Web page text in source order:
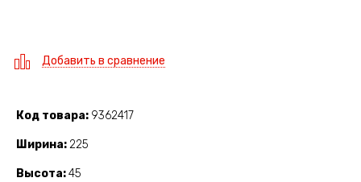
Добавить в сравнение
Код товара 9362417
Ширина 225
Высота 45